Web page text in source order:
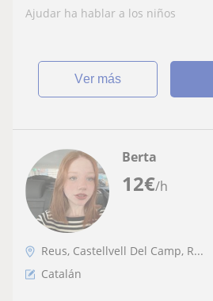
Ajudar ha hablar a los niños
ver más
12€/h
Berta
Reus, Castellvell Del Camp, R...
Catalán